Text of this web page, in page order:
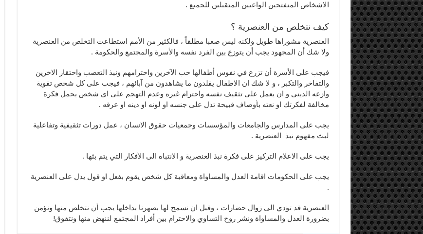
الاشخاص المنفتحين الواعيين المتقبلين للجميع .
كيف نتخلص من العنصرية ؟
العنصرية مشوراها طويل ولكنه ليس صعبا مطلقاً ، فالكثير من الأمم استطاعت التخلص من العنصرية
ولا شك أن المجهود يجب أن يتوزع بين الفرد نفسه والأسرة والمجتمع والحكومة .
فيجب على الأسرة أن تزرع في نفوس أطفالها حب الآخرين واحترامهم ونبذ التعصب واحتقار الاخرين
والتفاخر والتكبر ، و لا شك ان الاطفال يقلدون ما يشاهدون من آبائهم ، فيجب على كل شخص تقوية
وازعه الديني و ان يعمل على تثقيف نفسه واحترام غيره وعدم التهجم على اي شخص يحمل فكرة
مخالفة لفكرتك او نعته بأوصاف قبيحة تدل على جنسه او لونه او دينه او عرقه .
يجب على المدارس والجامعات والمؤسسات وجمعيات حقوق الانسان ، عمل دورات تثقيفية وتفاعلية
لبث مفهوم نبذ العنصرية .
يجب على الاعلام التركيز على فكرة نبذ العنصرية و الانتباه الى الأفكار التي يتم بثها .
يجب على الحكومات اقامة العدل والمساواة ومعاقبة كل شخص يقوم بفعل او قول يدل على العنصرية
.
العنصرية قد تؤدي الى زوال حضارات ، وقبل ان نسمح لها بصهرنا بداخلها يجب أن نتخلص منها ونؤمن
بضرورة العدل والمساواة ونشر روح التساوي والاحترام بين أفراد المجتمع لننهض منها ونتفوق!